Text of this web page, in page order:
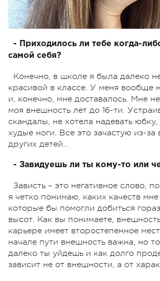
- Приходилось ли тебе когда-
самой себя?
Конечно, в школе я была далеко
красивой в классе. У меня вообще
и, конечно, мне доставалось. Мне
моя внешность лет до 16-ти.
скандалы, не хотела надевать
худые ноги. Все это зачастую из-за
других детей…
- Завидуешь ли ты кому-то или
Зависть – это негативное слово,
я четко понимаю, каких качеств мне
которые бы помогли добиться
высот. Как вы понимаете,
карьере имеет второстепенное
начале пути внешность важна, но
далеко ты уйдешь и как долго
зависит не от внешности, а от